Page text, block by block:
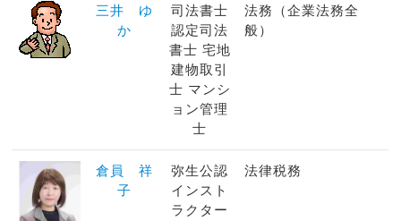
三井 ゆ
か
司法書士
認定司法
書士 宅地
建物取引
士 マンシ
ョン管理
士
法務（企業法務全
般）
倉員 祥
子
弥生公認
インスト
ラクター
法律税務